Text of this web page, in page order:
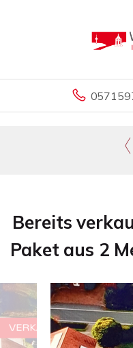
Bereits
Paket aus 2